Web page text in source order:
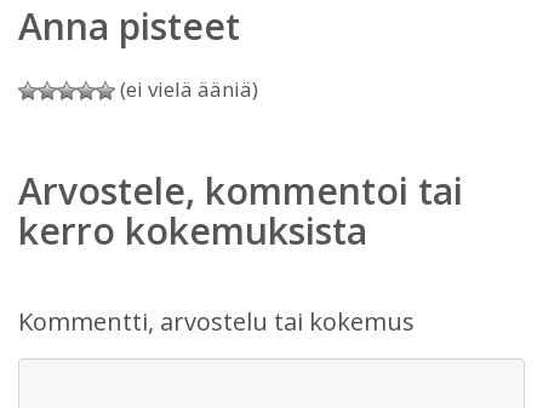
Anna pisteet
(ei vielä ääniä)
Arvostele, kommentoi tai
kerro kokemuksista
Kommentti, arvostelu tai kokemus